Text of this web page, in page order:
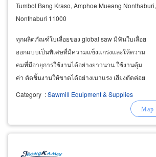
Tumbol Bang Kraso, Amphoe Mueang Nonthaburi,
Nonthaburi 11000
ทุกผลิตภัณฑ์ใบเลื่อยของ global saw มีฟันใบเลื่อย
ออกแบบเป็นพิเศษที่มีความแข็งแกร่งและให้ความ
คมที่มีอายุการใช้งานได้อย่างยาวนาน ใช้งานคุ้ม
ค่า ตัดชิ้นงานให้ขาดได้อย่างเบาแรง เสียงตัดค่อย
คุณภาพ เพิ่มปริมาณผลผลิตในเวลาที่เท่ากันช่วย
ลดต้นทุนการผลิตได้ นอกจากนี้เรายังมีเครื่องมือ
ตัด-แท่นตัดไฟฟ้าคุณภาพ
Category :Sawmill Equipment & Supplies